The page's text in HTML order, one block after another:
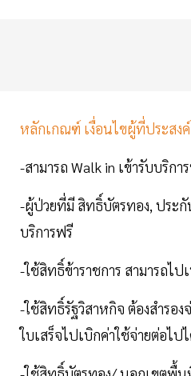
หลักเกณฑ์ เงื่อนไขผู้ที่ประสงค์
-สามารถ Walk in เข้ารับบริกา
-ผู้ป่วยที่มี สิทธิ์บัตรทอง, ประกั
บริการฟรี
-ใช้สิทธิ์ข้าราชการ สามารถไ
-ใช้สิทธิ์รัฐวิสาหกิจ ต้องสำรอง
ใบเสร็จไปเบิกค่าใช้จ่ายต่อไป